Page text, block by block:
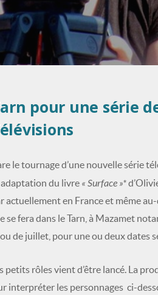
pour une série
le tournage d’une nouvelle série
adaptation du livre « Surface »*
actuellement en France et même
se fera dans le Tarn, à Mazamet
de juillet, pour une ou deux dates
rôles vient d’être lancé. La
interpréter les personnages ci-